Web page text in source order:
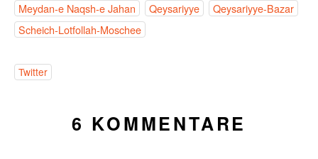
Meydan-e Naqsh-e Jahan
Qeysariyye
Qeysariyye-Bazar
Scheich-Lotfollah-Moschee
Twitter
6 KOMMENTARE